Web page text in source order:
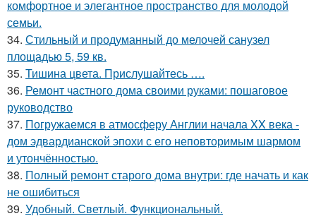
комфортное и элегантное пространство для молодой
семьи.
34. Стильный и продуманный до мелочей санузел
площадью 5, 59 кв.
35. Тишина цвета. Прислушайтесь ….
36. Ремонт частного дома своими руками: пошаговое
руководство
37. Погружаемся в атмосферу Англии начала XX века -
дом эдвардианской эпохи с его неповторимым шармом
и утончённостью.
38. Полный ремонт старого дома внутри: где начать и как
не ошибиться
39. Удобный. Светлый. Функциональный.